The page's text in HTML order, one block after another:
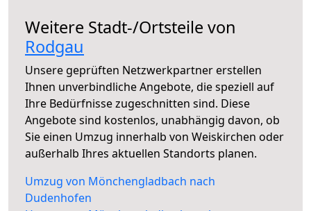
Weitere Stadt-/Ortsteile von
Rodgau
Unsere geprüften Netzwerkpartner erstellen
Ihnen unverbindliche Angebote, die speziell auf
Ihre Bedürfnisse zugeschnitten sind. Diese
Angebote sind kostenlos, unabhängig davon, ob
Sie einen Umzug innerhalb von Weiskirchen oder
außerhalb Ihres aktuellen Standorts planen.
Umzug von Mönchengladbach nach
Dudenhofen